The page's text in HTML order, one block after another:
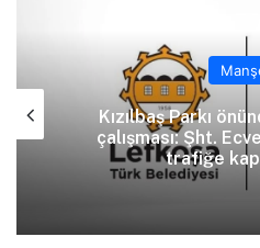
Kızılbaş Parkı
çalışması: Şht.
trafiğe